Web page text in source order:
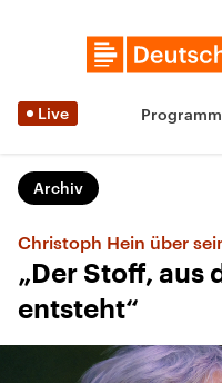
Live Programm
Archiv
Christoph Hein über
„Der Stoff, aus
entsteht“